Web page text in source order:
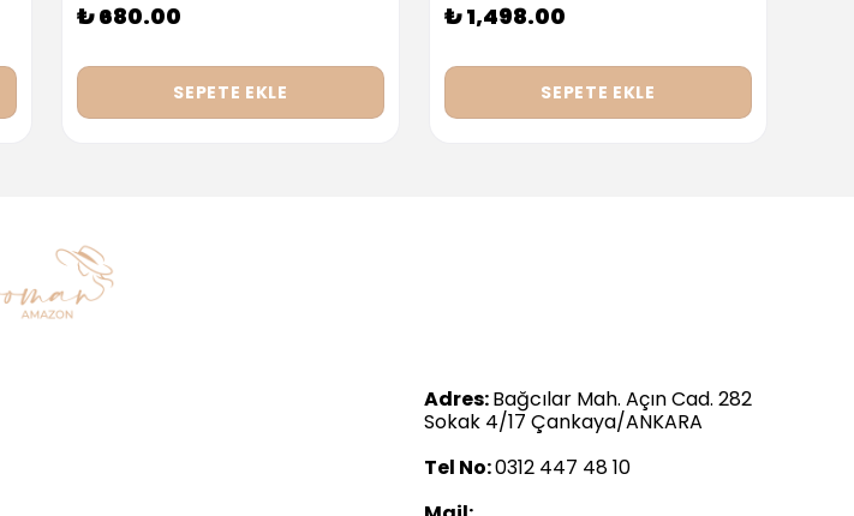
₺ 680.00
SEPETE EKLE
₺ 1,498.00
SEPETE EKLE
Adres:Bağcılar Mah. Açın Cad. 282
Sokak 4/17 Çankaya/ANKARA
Tel No:0312 447 48 10